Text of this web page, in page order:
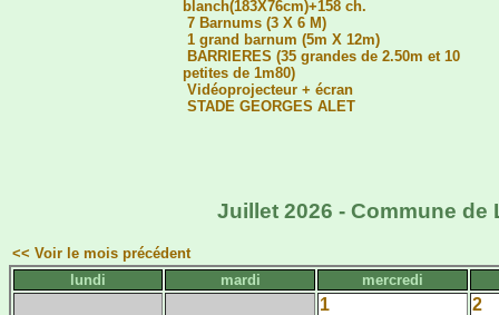
blanch(183X76cm)+158 ch.
7 Barnums (3 X 6 M)
1 grand barnum (5m X 12m)
BARRIERES (35 grandes de 2.50m et 10
petites de 1m80)
Vidéoprojecteur + écran
STADE GEORGES ALET
Juillet 2026 - Commune
<< Voir le mois précédent
lundi
mardi mercredi
1 2